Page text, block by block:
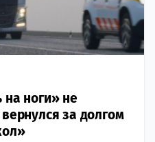
на ноги» не
за долгом